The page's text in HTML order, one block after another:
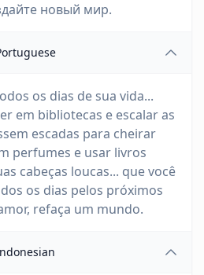
новый мир.
os dias de sua vida...
em bibliotecas e escalar as
escadas para cheirar
perfumes e usar livros
cabeças loucas... que você
os dias pelos próximos
refaça um mundo.